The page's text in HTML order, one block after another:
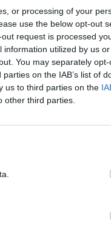
or processing of your
use the below opt-out
request is processed
utilized by us
You may separately
on the IAB’s list of
us to third parties on the
other third parties.
ČTK i prezidentka
podle ní
se na
fyzicky a časově
v zemědělství. U
lékařek spojenou
feminizace
pozic.
praxí studenty
oblasti
oblastech